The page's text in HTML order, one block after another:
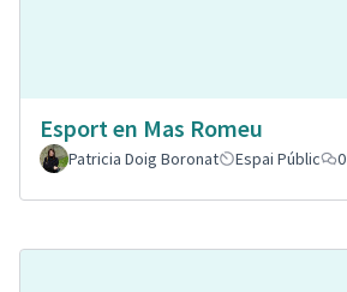
Esport en Mas Romeu
Patricia Doig Boronat
Espai Públic 0